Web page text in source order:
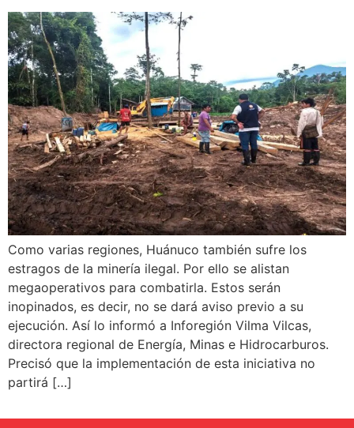
Como varias regiones, Huánuco también sufre los
estragos de la minería ilegal. Por ello se alistan
megaoperativos para combatirla. Estos serán
inopinados, es decir, no se dará aviso previo a su
ejecución. Así lo informó a Inforegión Vilma Vilcas,
directora regional de Energía, Minas e Hidrocarburos.
Precisó que la implementación de esta iniciativa no
partirá […]